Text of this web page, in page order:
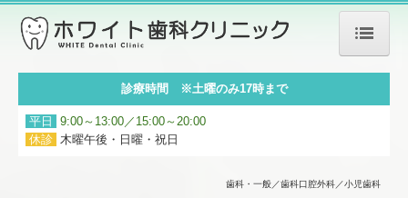
ホーム
当院について
診療時間 ※土曜のみ17時まで
平日
9:00～13:00／15:00～20:00
休診 木曜午後・日曜・祝日
歯科・一般／歯科口腔外科／小児歯科